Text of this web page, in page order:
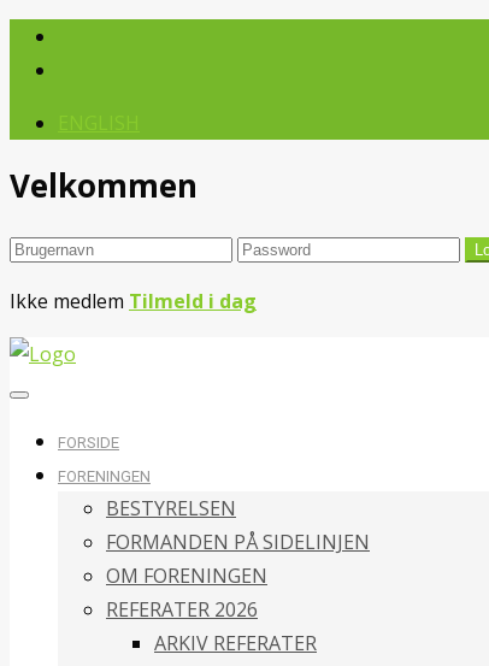
Velkommen
Ikke medlem Tilmeld i dag
FORSIDE
FORENINGEN
BESTYRELSEN
FORMANDEN PÅ SIDELINJEN
OM FORENINGEN
REFERATER 2026
ARKIV REFERATER